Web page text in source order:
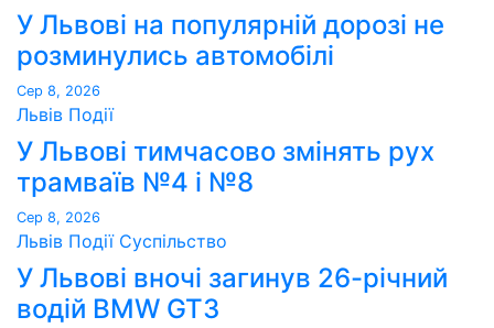
У Львові на популярній дорозі не
розминулись автомобілі
Сер 8, 2026
Львів Події
У Львові тимчасово змінять рух
трамваїв №4 і №8
Сер 8, 2026
Львів Події Суспільство
У Львові вночі загинув 26-річний
водій BMW GT3